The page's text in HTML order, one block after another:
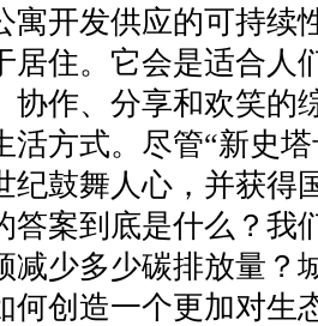
寓开发供应的可持续
居住。它会是适合人
协作、分享和欢笑的
活方式。尽管“新史
纪鼓舞人心，并获得
答案到底是什么？我
减少多少碳排放量？
何创造一个更加对生